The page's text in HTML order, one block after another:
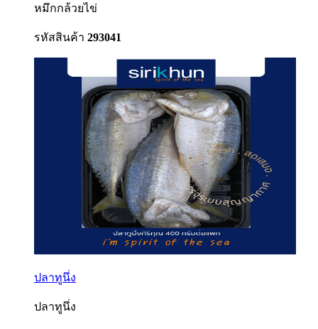
หมึกกล้วยไข่
รหัสสินค้า 293041
ปลาทูนึ่ง
ปลาทูนึ่ง